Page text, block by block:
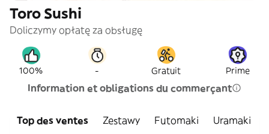
Toro Sushi
Doliczymy opłatę za obsługę
100% - Gratuit Prime
Information et obligations du commerçant
Top des ventes Zestawy Futomaki Uramaki